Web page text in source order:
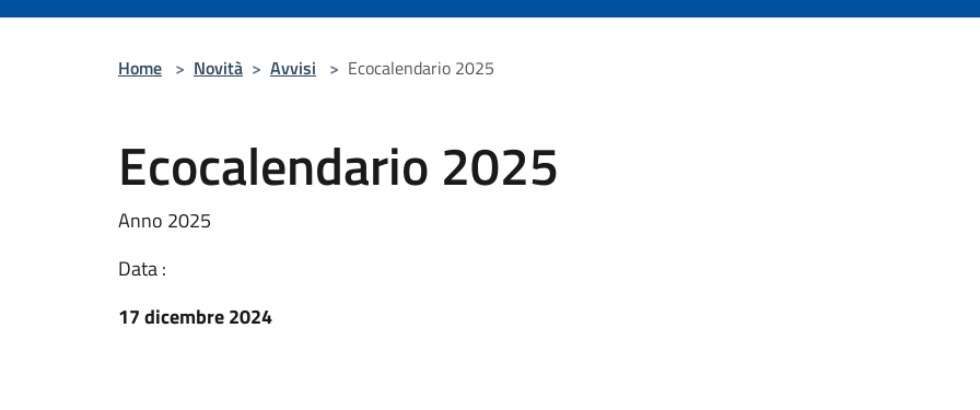
Home > Novità > Avvisi > Ecocalendario 2025
Ecocalendario 2025
Anno 2025
Data :
17 dicembre 2024